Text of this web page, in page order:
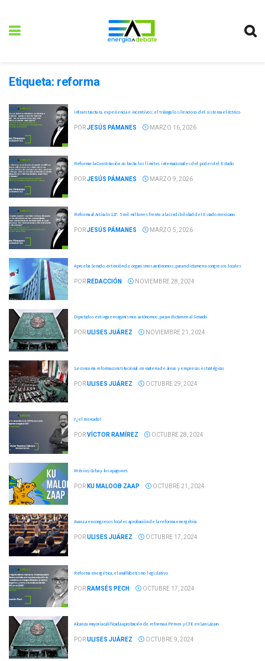
Etiqueta: reforma
Infraestructura, experiencia e incentivos: el triángulo silencioso del sistema eléctrico
PORJESÚS PÁMANES MARZO 16, 2026
Reformar la Constitución no basta: los límites internacionales del poder del Estado
PORJESÚS PÁMANES MARZO 9, 2026
Reforma al Artículo 127: 5 mil millones frente a la credibilidad del Estado mexicano
PORJESÚS PÁMANES MARZO 5, 2026
Aprueba Senado extinción de organismos autónomos; pasan dictamen a congresos locales
POR REDACCIÓN NOVIEMBRE 28, 2024
Diputados extinguen organismos autónomos; pasan dictamen al Senado
PORULISES JUÁREZ NOVIEMBRE 21, 2024
Se consuma reforma constitucional en materia de áreas y empresas estratégicas
PORULISES JUÁREZ OCTUBRE 29, 2024
Y ¿el mercado?
PORVÍCTOR RAMÍREZ OCTUBRE 28, 2024
México, Cuba y los apagones
POR KU MALOOB ZAAP OCTUBRE 21, 2024
Avanza en congresos locales aprobación de la reforma energética
PORULISES JUÁREZ OCTUBRE 17, 2024
Reforma energética, el analfabetismo legislativo
POR RAMSÉS PECH OCTUBRE 17, 2024
Alcanza mayoría calificada aprobación de reforma a Pemex y CFE en San Lázaro
PORULISES JUÁREZ OCTUBRE 9, 2024